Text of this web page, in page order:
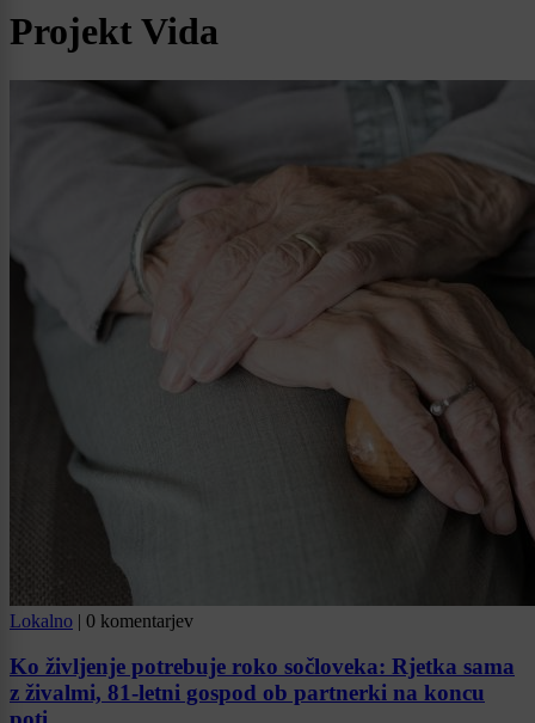
Projekt Vida
Lokalno | 0 komentarjev
Ko življenje potrebuje roko sočloveka: Rjetka sama
z živalmi, 81-letni gospod ob partnerki na koncu